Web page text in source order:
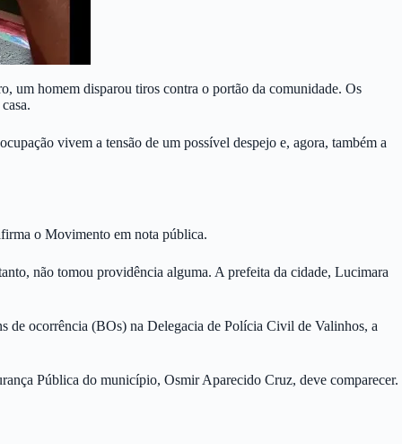
um homem disparou tiros contra o portão da comunidade. Os
vivem a tensão de um possível despejo e, agora, também a
o Movimento em nota pública.
não tomou providência alguma. A prefeita da cidade, Lucimara
de ocorrência (BOs) na Delegacia de Polícia Civil de Valinhos, a
Pública do município, Osmir Aparecido Cruz, deve comparecer.